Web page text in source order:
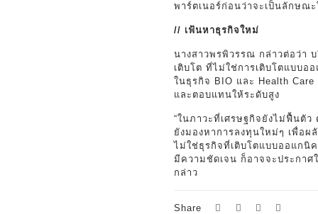
พาร์ตเนอร์ก่อนว่าจะเป็นลักษณะ
// เฟ้นหาธุรกิจใหม่
นางสาวพรพิวรรณ กล่าวต่อว่า
เติบโต ที่ไม่ใช่การเติบโตแบบอ
ในธุรกิจ BIO และ Health Care
และตอบแทนให้ระดับสูง
“ในภาวะที่เศรษฐกิจยังไม่ฟื้นตัว
ยังมองหาการลงทุนใหม่ๆ เพื่อผ
ไม่ใช่ธุรกิจที่เติบโตแบบออแกนิ
มีความชัดเจน ก็อาจจะประกาศ
กล่าว
Share